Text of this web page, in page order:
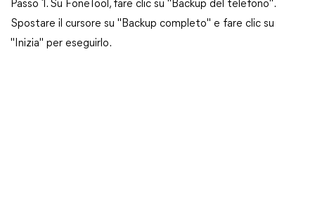
Passo 1. Su FoneTool, fare clic su "Backup del telefono".
Spostare il cursore su "Backup completo" e fare clic su
"Inizia" per eseguirlo.